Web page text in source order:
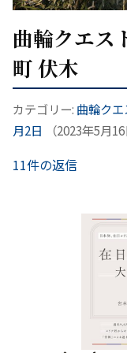
曲輪クエス
町 伏木
カテゴリー: 曲輪クエ
月2日
（2023年5月16
11件の返信